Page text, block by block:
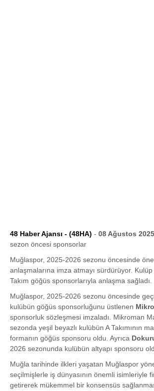
48 Haber Ajansı - (48HA) - 08 Ağustos 2025
sezon öncesi sponsorlar
Muğlaspor, 2025-2026 sezonu öncesinde
anlaşmalarına imza atmayı sürdürüyor. Kulüp
Takım göğüs sponsorlarıyla anlaşma sağladı.
Muğlaspor, 2025-2026 sezonu öncesinde
kulübün göğüs sponsorluğunu üstlenen
sponsorluk sözleşmesi imzaladı. Mikroman
sezonda yeşil beyazlı kulübün A Takımının
formanın göğüs sponsoru oldu. Ayrıca
2026 sezonunda kulübün altyapı sponsoru
Muğla tarihinde ilkleri yaşatan Muğlaspor
seçilmişlerle iş dünyasının önemli isimleriyle
getirerek mükemmel bir konsensüs